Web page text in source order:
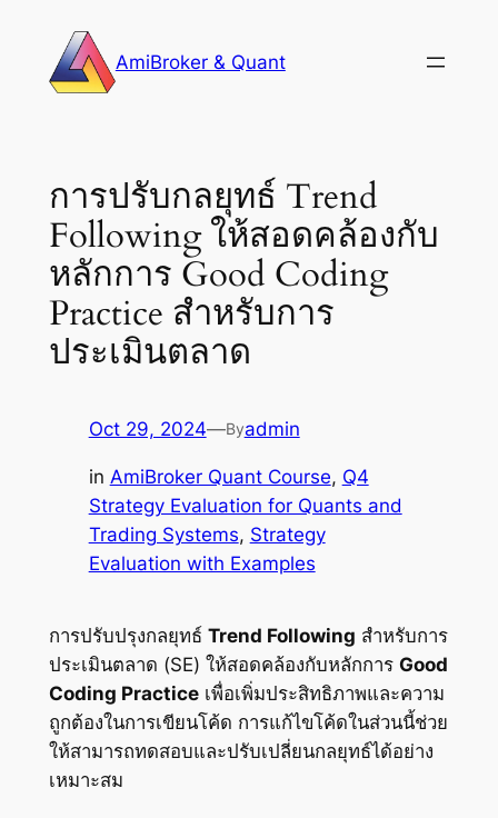
content
AmiBroker & Quant
การปรับกลยุทธ์ Trend
Following ให้สอดคล้องกับ
หลักการ Good Coding
Practice สำหรับการ
ประเมินตลาด
Oct 29, 2024—Byadmin
in AmiBroker Quant Course, Q4
Strategy Evaluation for Quants and
Trading Systems, Strategy
Evaluation with Examples
การปรับปรุงกลยุทธ์ Trend Following สำหรับการ
ประเมินตลาด (SE) ให้สอดคล้องกับหลักการ Good
Coding Practiceเพื่อเพิ่มประสิทธิภาพและความ
ถูกต้องในการเขียนโค้ด การแก้ไขโค้ดในส่วนนี้ช่วย
ให้สามารถทดสอบและปรับเปลี่ยนกลยุทธ์ได้อย่าง
เหมาะสม